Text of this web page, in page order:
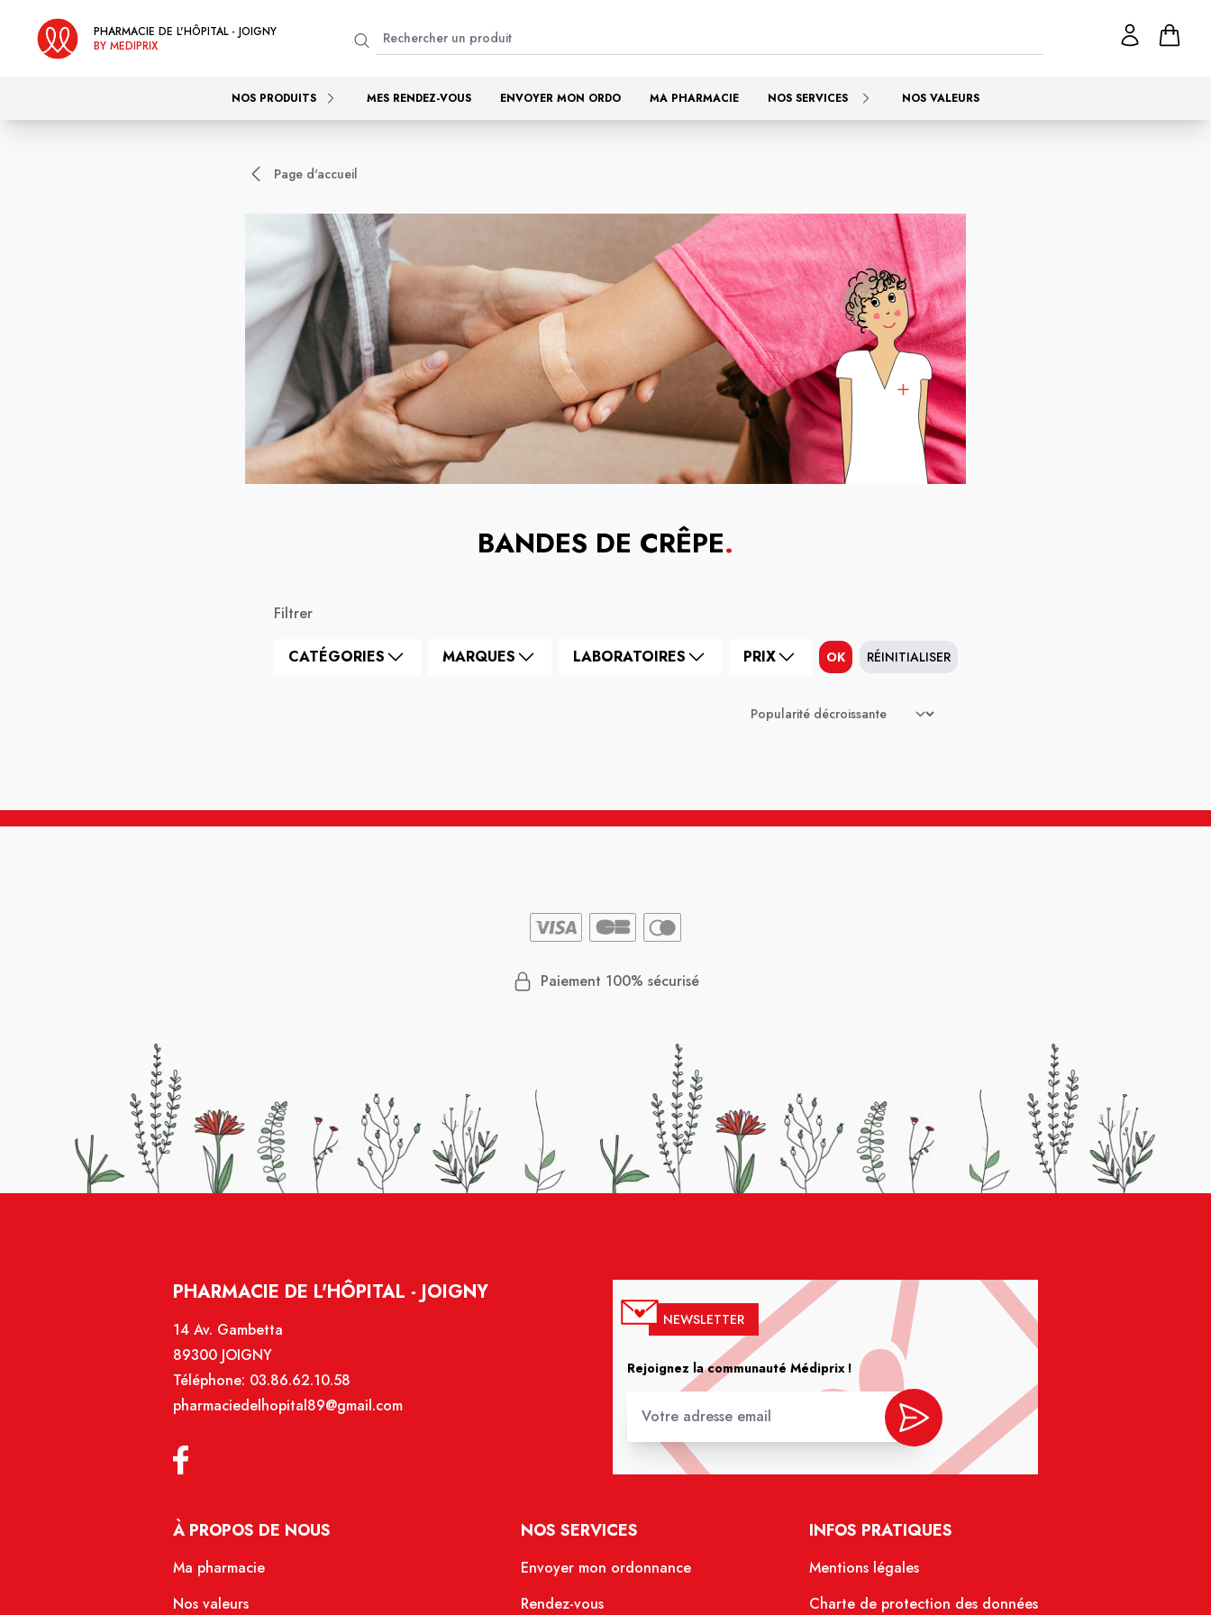
PHARMACIE DE L'HÔPITAL - JOIGNY
BY MEDIPRIX
NOS PRODUITS MES RENDEZ-VOUS ENVOYER MON ORDO MA PHARMACIE NOS SERVICES NOS VALEURS
Page d'accueil
BANDES DE CRÊPE.
Filtrer
CATÉGORIES MARQUES LABORATOIRES PRIX OK RÉINITIALISER
Paiement 100% sécurisé
PHARMACIE DE L'HÔPITAL - JOIGNY
14 Av. Gambetta
89300 JOIGNY
Téléphone: 03.86.62.10.58
pharmaciedelhopital89@gmail.com
NEWSLETTER
Rejoignez la communauté Médiprix !
À PROPOS DE NOUS
Ma pharmacie
Nos valeurs
NOS SERVICES
Envoyer mon ordonnance
Rendez-vous
INFOS PRATIQUES
Mentions légales
Charte de protection des données